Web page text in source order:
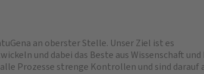
an oberster Stelle. Unser Ziel ist es
und dabei das Beste aus Wissenschaft und
Prozesse strenge Kontrollen und sind darauf